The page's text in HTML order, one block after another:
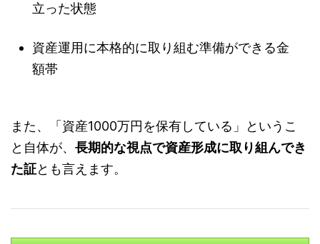
立った状態
資産運用に本格的に取り組む準備ができる金
額帯
また、「資産1000万円を保有している」というこ
と自体が、 長期的な視点で資産形成に取り組んでき
た証とも言えます。